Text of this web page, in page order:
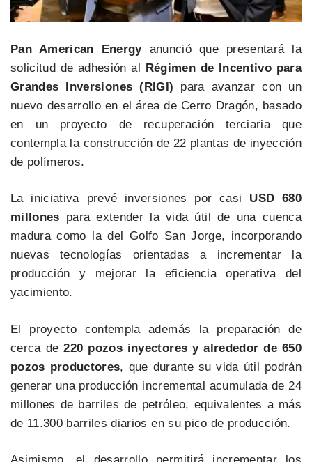
Pan American Energyanunció que presentará la
solicitud de adhesión al Régimen de Incentivo para
Grandes Inversiones (RIGI) para avanzar con un
nuevo desarrollo en el área de Cerro Dragón, basado
en un proyecto de recuperación terciaria que
contempla la construcción de 22 plantas de inyección
de polímeros.
La iniciativa prevé inversiones por casi USD 680
millones para extender la vida útil de una cuenca
madura como la del Golfo San Jorge, incorporando
nuevas tecnologías orientadas a incrementar la
producción y mejorar la eficiencia operativa del
yacimiento.
El proyecto contempla además la preparación de
cerca de 220 pozos inyectores y alrededor de 650
pozos productores, que durante su vida útil podrán
generar una producción incremental acumulada de 24
millones de barriles de petróleo, equivalentes a más
de 11.300 barriles diarios en su pico de producción.